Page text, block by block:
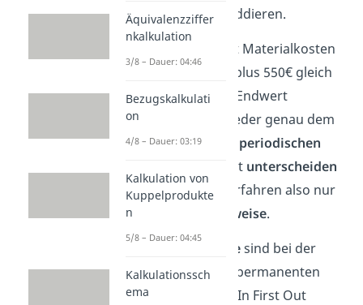
einzelnen Werte addieren.
Wir erhalten somit Materialkosten
in Höhe von 120€ plus 550€ gleich
670€. Auch dieser Endwert
entspricht also wieder genau dem
Ergebnisaus dem periodischen
. Wie du siehst unterscheiden
sich die beiden Verfahren also nur
in der
Vorgehensweise.
Die
Endergebnissesind bei der
periodischen und permanenten
Methode des Last In First Out
Äquivalenzziffer
nkalkulation
3/8 – Dauer: 04:46
Bezugskalkulati
on
4/8 – Dauer: 03:19
Kalkulation von
Kuppelprodukte
n
5/8 – Dauer: 04:45
Kalkulationssch
ema